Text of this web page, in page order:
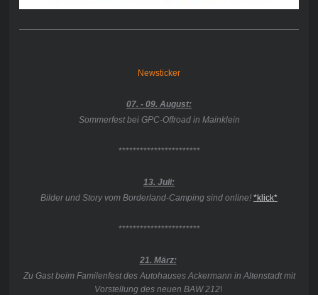
Newsticker
07. - 09. August:
Sommerfest bei GPC-Offroad in Mainklein
***********************
13. Juli:
Bilder und Story vom Borderland-Camping sind online! *klick*
***********************
21. März:
Zu Gast beim Familenfest des Autohauses Ackermann in Altenstadt mit
Vorstellung des neuen BAW 212!